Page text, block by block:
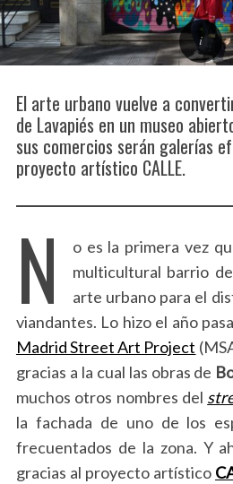
El arte urbano vuelve a
de Lavapiés en un museo
sus comercios serán galerías
proyecto artístico CALLE.
N
o es la primera vez
multicultural barrio
arte urbano para el
viandantes. Lo hizo el año
Madrid Street Art Project
gracias a la cual las obras de
muchos otros nombres del
la fachada de uno de los
frecuentados de la zona. Y
gracias al proyecto artístico